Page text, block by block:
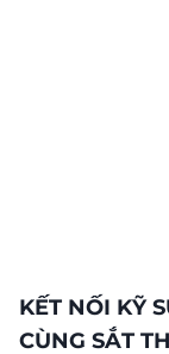
KẾT NỐI KỸ
CÙNG SẮT